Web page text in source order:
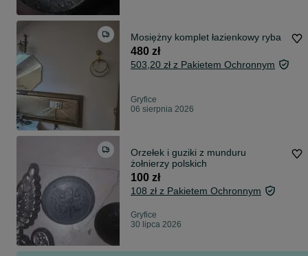
Mosiężny komplet łazienkowy ryba
480 zł
503,20 zł z Pakietem Ochronnym
Gryfice
06 sierpnia 2026
Orzełek i guziki z munduru
żołnierzy polskich
100 zł
108 zł z Pakietem Ochronnym
Gryfice
30 lipca 2026